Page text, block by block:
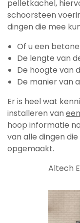
pelletkachel,
schoorsteen
dingen die mee
Of u een
De lengte van
De hoogte van
De manier van
Er is heel wat
installeren van
hoop informatie
van alle dingen
opgemaakt.
Altech